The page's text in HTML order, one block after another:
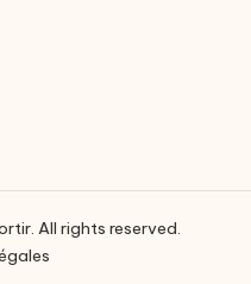
All rights reserved.